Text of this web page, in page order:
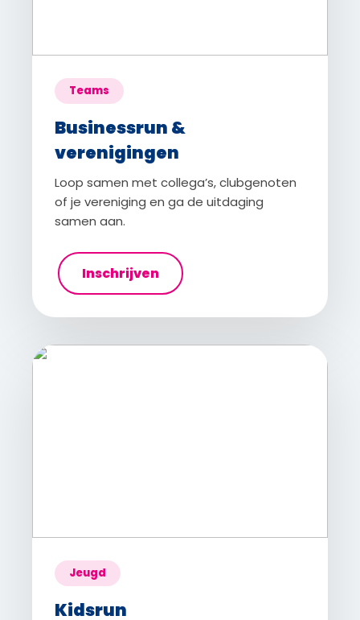
Teams
Businessrun &
verenigingen
Loop samen met collega’s, clubgenoten
of je vereniging en ga de uitdaging
samen aan.
Inschrijven
Jeugd
Kidsrun